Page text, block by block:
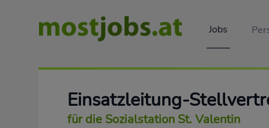
Jobs
Einsatzleitung-
für die Sozialstation St. Valentin